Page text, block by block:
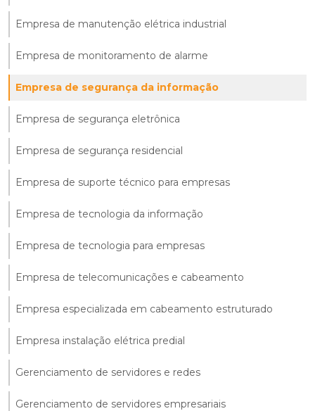
Empresa de manutenção elétrica industrial
Empresa de monitoramento de alarme
Empresa de segurança da informação
Empresa de segurança eletrônica
Empresa de segurança residencial
Empresa de suporte técnico para empresas
Empresa de tecnologia da informação
Empresa de tecnologia para empresas
Empresa de telecomunicações e cabeamento
Empresa especializada em cabeamento estruturado
Empresa instalação elétrica predial
Gerenciamento de servidores e redes
Gerenciamento de servidores empresariais